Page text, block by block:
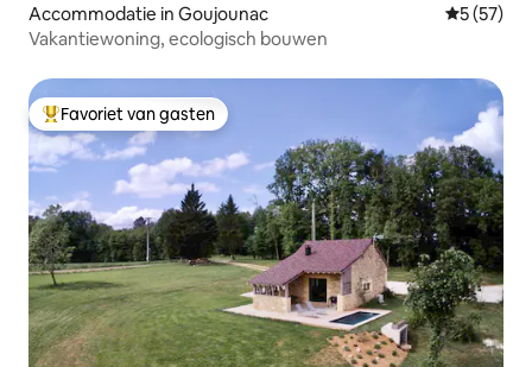
Accommodatie in Goujounac
5 (57)
Vakantiewoning, ecologisch bouwen
Topfavoriet van gasten
Favoriet van gasten